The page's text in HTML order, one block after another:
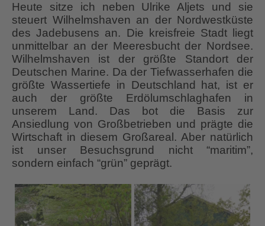
Heute sitze ich neben Ulrike Aljets und sie
steuert Wilhelmshaven an der Nordwestküste
des Jadebusens an. Die kreisfreie Stadt liegt
unmittelbar an der Meeresbucht der Nordsee.
Wilhelmshaven ist der größte Standort der
Deutschen Marine. Da der Tiefwasserhafen die
größte Wassertiefe in Deutschland hat, ist er
auch der größte Erdölumschlaghafen in
unserem Land. Das bot die Basis zur
Ansiedlung von Großbetrieben und prägte die
Wirtschaft in diesem Großareal. Aber natürlich
ist unser Besuchsgrund nicht “maritim”,
sondern einfach “grün” geprägt.